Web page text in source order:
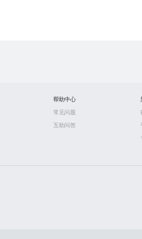
帮助中心
常见问题
互助问答